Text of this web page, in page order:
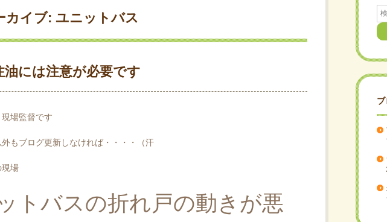
カイブ: ユニットバス
油には注意が必要です
場監督です
もブログ更新しなければ・・・・（汗
現場
トバスの折れ戸の動きが悪
検
索